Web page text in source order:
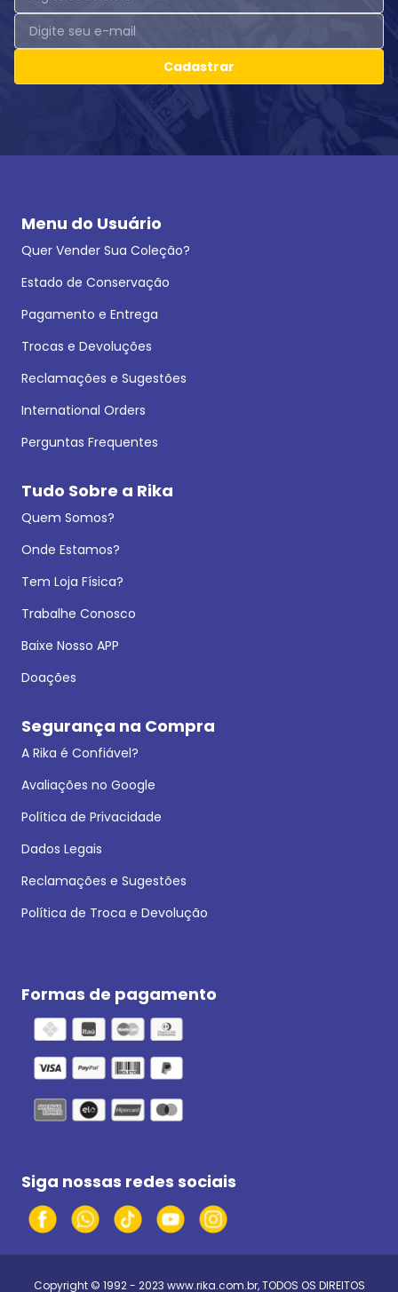
Cadastrar
Menu do Usuário
Quer Vender Sua Coleção?
Estado de Conservação
Pagamento e Entrega
Trocas e Devoluções
Reclamações e Sugestões
International Orders
Perguntas Frequentes
Tudo Sobre a Rika
Quem Somos?
Onde Estamos?
Tem Loja Física?
Trabalhe Conosco
Baixe Nosso APP
Doações
Segurança na Compra
A Rika é Confiável?
Avaliações no Google
Política de Privacidade
Dados Legais
Reclamações e Sugestões
Política de Troca e Devolução
Formas de pagamento
Siga nossas redes sociais
Copyright © 1992 - 2023 www.rika.com.br, TODOS OS DIREITOS